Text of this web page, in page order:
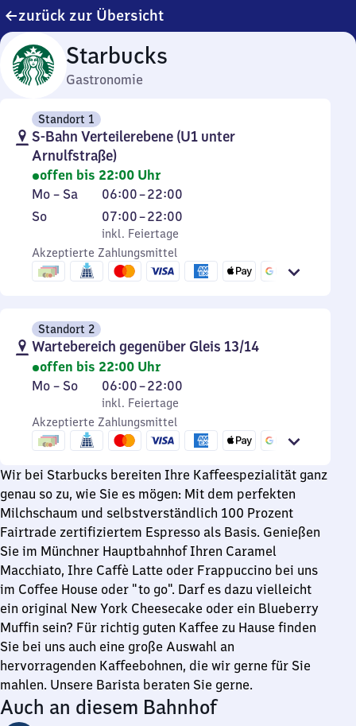
zurück zur Übersicht
Starbucks
Gastronomie
Standort 1
S-Bahn Verteilerebene (U1 unter
Arnulfstraße)
offen bis 22:00 Uhr
Montag
bis
Mo – Sa 06:00–22:00
Von
6
Uhr
bis
22
Sonntag
So,
inkl. Feiertage
07:00–22:00
Von
7
Uhr
bis
inkl. Feiertage
Akzeptierte Zahlungsmittel
Standort 2
Wartebereich gegenüber Gleis 13/14
offen bis 22:00 Uhr
Montag
Sonntag
Mo – So,
inkl. Feiertage
06:00–22:00
Von
6
Uhr
bis
Uhr
inkl. Feiertage
Akzeptierte Zahlungsmittel
Wir bei Starbucks bereiten Ihre Kaffeespezialität ganz
genau so zu, wie Sie es mögen: Mit dem perfekten
Milchschaum und selbstverständlich 100 Prozent
Fairtrade zertifiziertem Espresso als Basis. Genießen
Sie im Münchner Hauptbahnhof Ihren Caramel
Macchiato, Ihre Caffè Latte oder Frappuccino bei uns
im Coffee House oder "to go". Darf es dazu vielleicht
ein original New York Cheesecake oder ein Blueberry
Muffin sein? Für richtig guten Kaffee zu Hause finden
Sie bei uns auch eine große Auswahl an
hervorragenden Kaffeebohnen, die wir gerne für Sie
mahlen. Unsere Barista beraten Sie gerne.
Auch an diesem Bahnhof